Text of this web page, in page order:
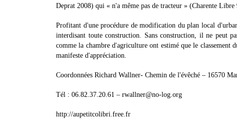
Deprat 2008) qui « n'a même pas de tracteur » (Charente Libre
Profitant d'une procédure de modification du plan local
interdisant toute construction. Sans construction, il ne peut
comme la chambre d'agriculture ont estimé que le classement
manifeste d'appréciation.
Coordonnées Richard Wallner- Chemin de l'évêché – 16570
Tél : 06.82.37.20.61 – rwallner@no-log.org
http://aupetitcolibri.free.fr